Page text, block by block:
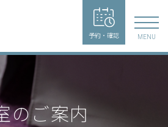
予約・確認 MENU
のご案内